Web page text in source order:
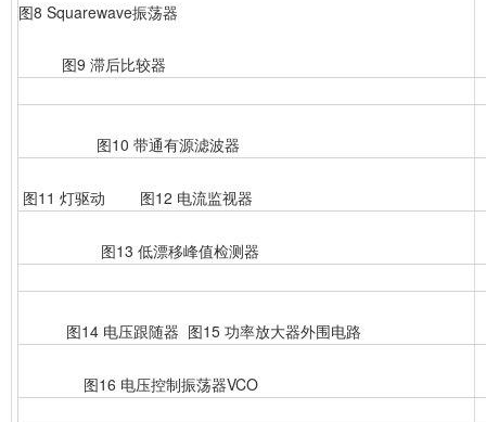
图8 Squarewave振荡器
图9 滞后比较器
图10 带通有源滤波器
图11 灯驱动 图12 电流监视器
图13 低漂移峰值检测器
图14 电压跟随器 图15 功率放大器外围电路
图16 电压控制振荡器VCO